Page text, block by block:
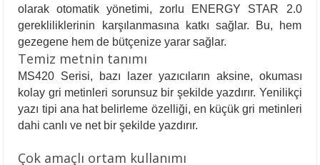
olarak otomatik yönetimi, zorlu ENERGY STAR 2.0
gerekliliklerinin karşılanmasına katkı sağlar. Bu, hem
gezegene hem de bütçenize yarar sağlar.
Temiz metnin tanımı
MS420 Serisi, bazı lazer yazıcıların aksine, okuması
kolay gri metinleri sorunsuz bir şekilde yazdırır. Yenilikçi
yazı tipi ana hat belirleme özelliği, en küçük gri metinleri
dahi canlı ve net bir şekilde yazdırır.
Çok amaçlı ortam kullanımı